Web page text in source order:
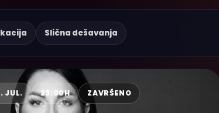
Slična dešavanja
JUL. 23:00H ZAVRŠENO